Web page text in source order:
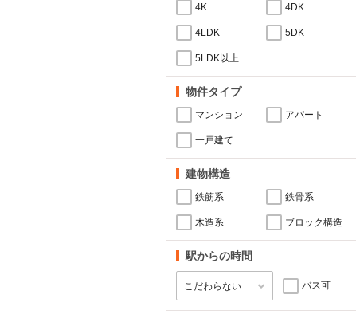
4K 4DK
4LDK 5DK
5LDK以上
物件タイプ
マンション アパート
一戸建て
建物構造
鉄筋系 鉄骨系
木造系 ブロック構造
駅からの時間
バス可